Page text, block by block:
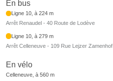
En bus
Ligne 10, à 224 m
Arrêt Renaudel - 40 Route de Lodève
Ligne 10, à 279 m
Arrêt Celleneuve - 109 Rue Lejzer Zamenhof
En vélo
Celleneuve, à 560 m